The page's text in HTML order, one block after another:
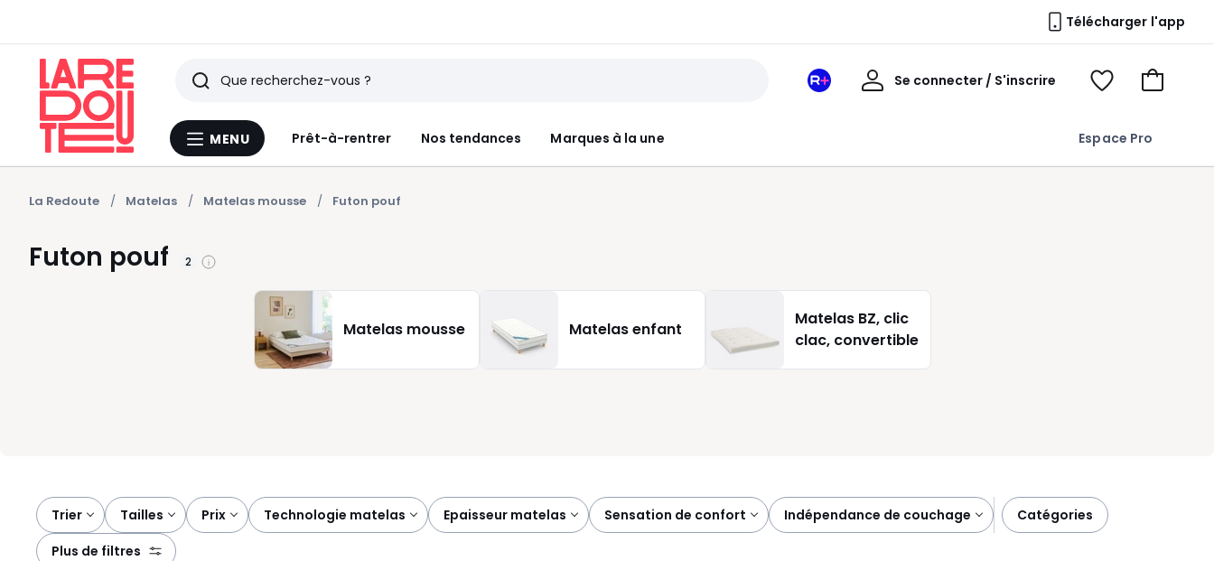
Télécharger l'app
Menu
MENU Prêt-à-rentrer Nos tendances Marques à la une Espace Pro
Rechercher
Derniers
articles
vus
Mon
Se connecter / S'inscrire
Mon
Voir
Voir
La Redoute Matelas Matelas mousse Futon pouf
Futon pouf 2
Matelas mousse Matelas enfant
Matelas BZ, clic
clac, convertible
Trier tailles prix technologie matelas epaisseur matelas sensation de confort indépendance de couchage
catégories
plus de filtres